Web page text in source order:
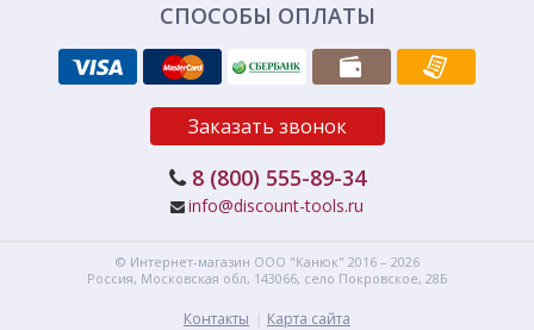
СПОСОБЫ ОПЛАТЫ
Заказать звонок
8 (800) 555-89-34
info@discount-tools.ru
© Интернет-магазин ООО "Канюк" 2016 – 2026
Россия, Московская обл, 143066, село Покровское, 28Б
Контакты Карта сайта